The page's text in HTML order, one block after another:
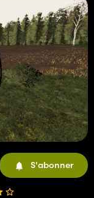
S'abonner